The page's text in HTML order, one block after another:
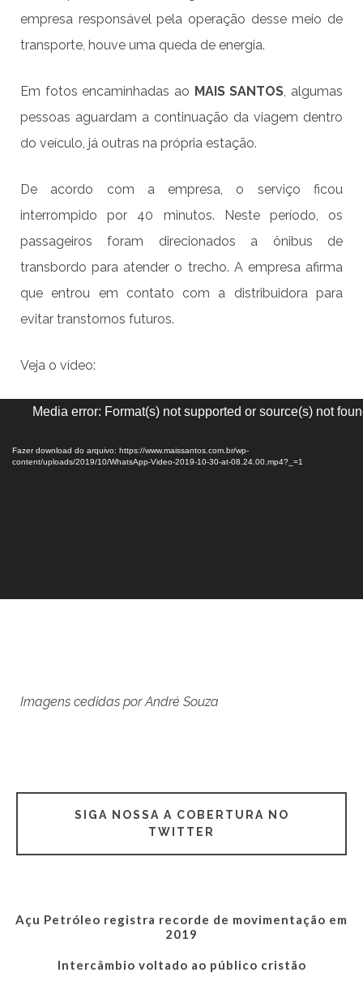
empresa responsável pela operação desse meio de
transporte, houve uma queda de energia.
Em fotos encaminhadas ao MAIS SANTOS, algumas
pessoas aguardam a continuação da viagem dentro
do veículo, já outras na própria estação.
De acordo com a empresa, o serviço ficou
interrompido por 40 minutos. Neste período, os
passageiros foram direcionados a ônibus de
transbordo para atender o trecho. A empresa afirma
que entrou em contato com a distribuidora para
evitar transtornos futuros.
Veja o vídeo:
TocadorMedia error: Format(s) not supported or source(s) not
Fazer download do arquivo: https://www.maissantos.com.br/wp-
content/uploads/2019/10/WhatsApp-Video-2019-10-30-at-08.24.00.mp4?_=1
Imagens cedidas por André Souza
SIGA NOSSA A COBERTURA NO
TWITTER
Açu Petróleo registra recorde de movimentação em
2019
Intercâmbio voltado ao público cristão